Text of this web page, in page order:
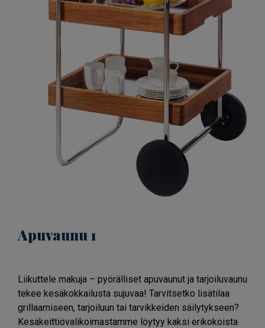
Apuvaunu 1
Liikuttele makuja – pyörälliset apuvaunut ja tarjoiluvaunu
tekee kesäkokkailusta sujuvaa! Tarvitsetko lisätilaa
grillaamiseen, tarjoiluun tai tarvikkeiden säilytykseen?
Kesäkeittiövalikoimastamme löytyy kaksi erikokoista